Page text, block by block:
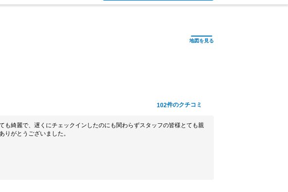
102件のクチコミ
も綺麗で、遅くにチェックインしたのにも関わらずスタッフの皆様とても親
りがとうございました。